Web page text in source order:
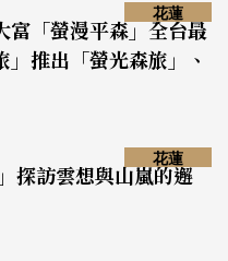
富「螢漫平森」全台最
推出「螢光森旅」、
花蓮
探訪雲想與山嵐的邂
花蓮